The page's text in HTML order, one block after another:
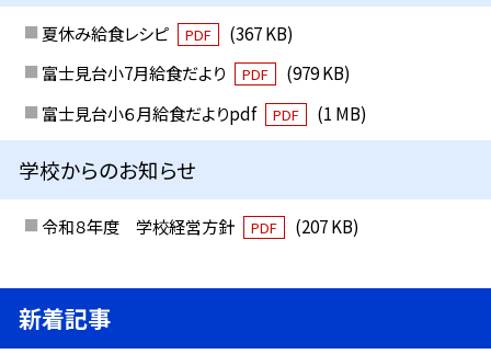
夏休み給食レシピ PDF
(367 KB)
富士見台小7月給食だより
PDF
(979 KB)
富士見台小６月給食だよりpdf
PDF (1 MB)
学校からのお知らせ
令和８年度 学校経営方針 PDF (207 KB)
新着記事